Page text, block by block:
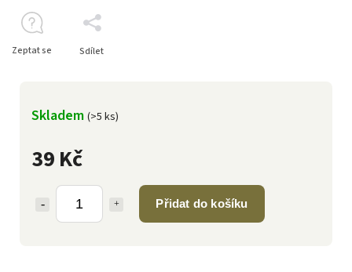
39 Kč
Přidat do košíku
Skladem (>5 ks)
Zeptat se Sdílet